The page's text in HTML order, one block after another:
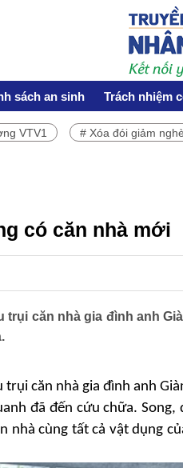
sách an sinh Trách nhiệm
HOẠT ĐỘNG NHÂN
CUỘC SỐNG TƯƠI
LIÊN HỆ
VTV1 # Xóa đói giảm
có căn nhà mới
căn nhà gia đình anh
căn nhà gia đình anh
đã đến cứu chữa.
nhà cùng tất cả vật dụng